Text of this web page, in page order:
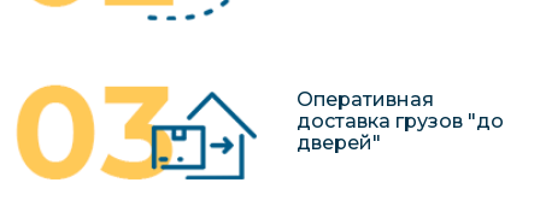
Оперативная
доставка грузов "до
дверей"